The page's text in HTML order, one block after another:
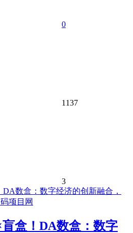
0
1137
3
盒！DA数盒：数字